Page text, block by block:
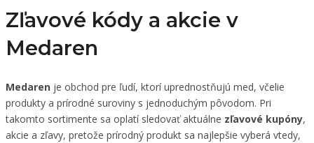
Zľavové kódy a akcie v
Medaren
Medaren je obchod pre ľudí, ktorí uprednostňujú med, včelie
produkty a prírodné suroviny s jednoduchým pôvodom. Pri
takomto sortimente sa oplatí sledovať aktuálne zľavové kupóny,
akcie a zľavy, pretože prírodný produkt sa najlepšie vyberá vtedy,